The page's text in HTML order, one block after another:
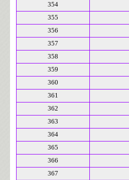
354
355
356
357
358
359
360
361
362
363
364
365
366
367